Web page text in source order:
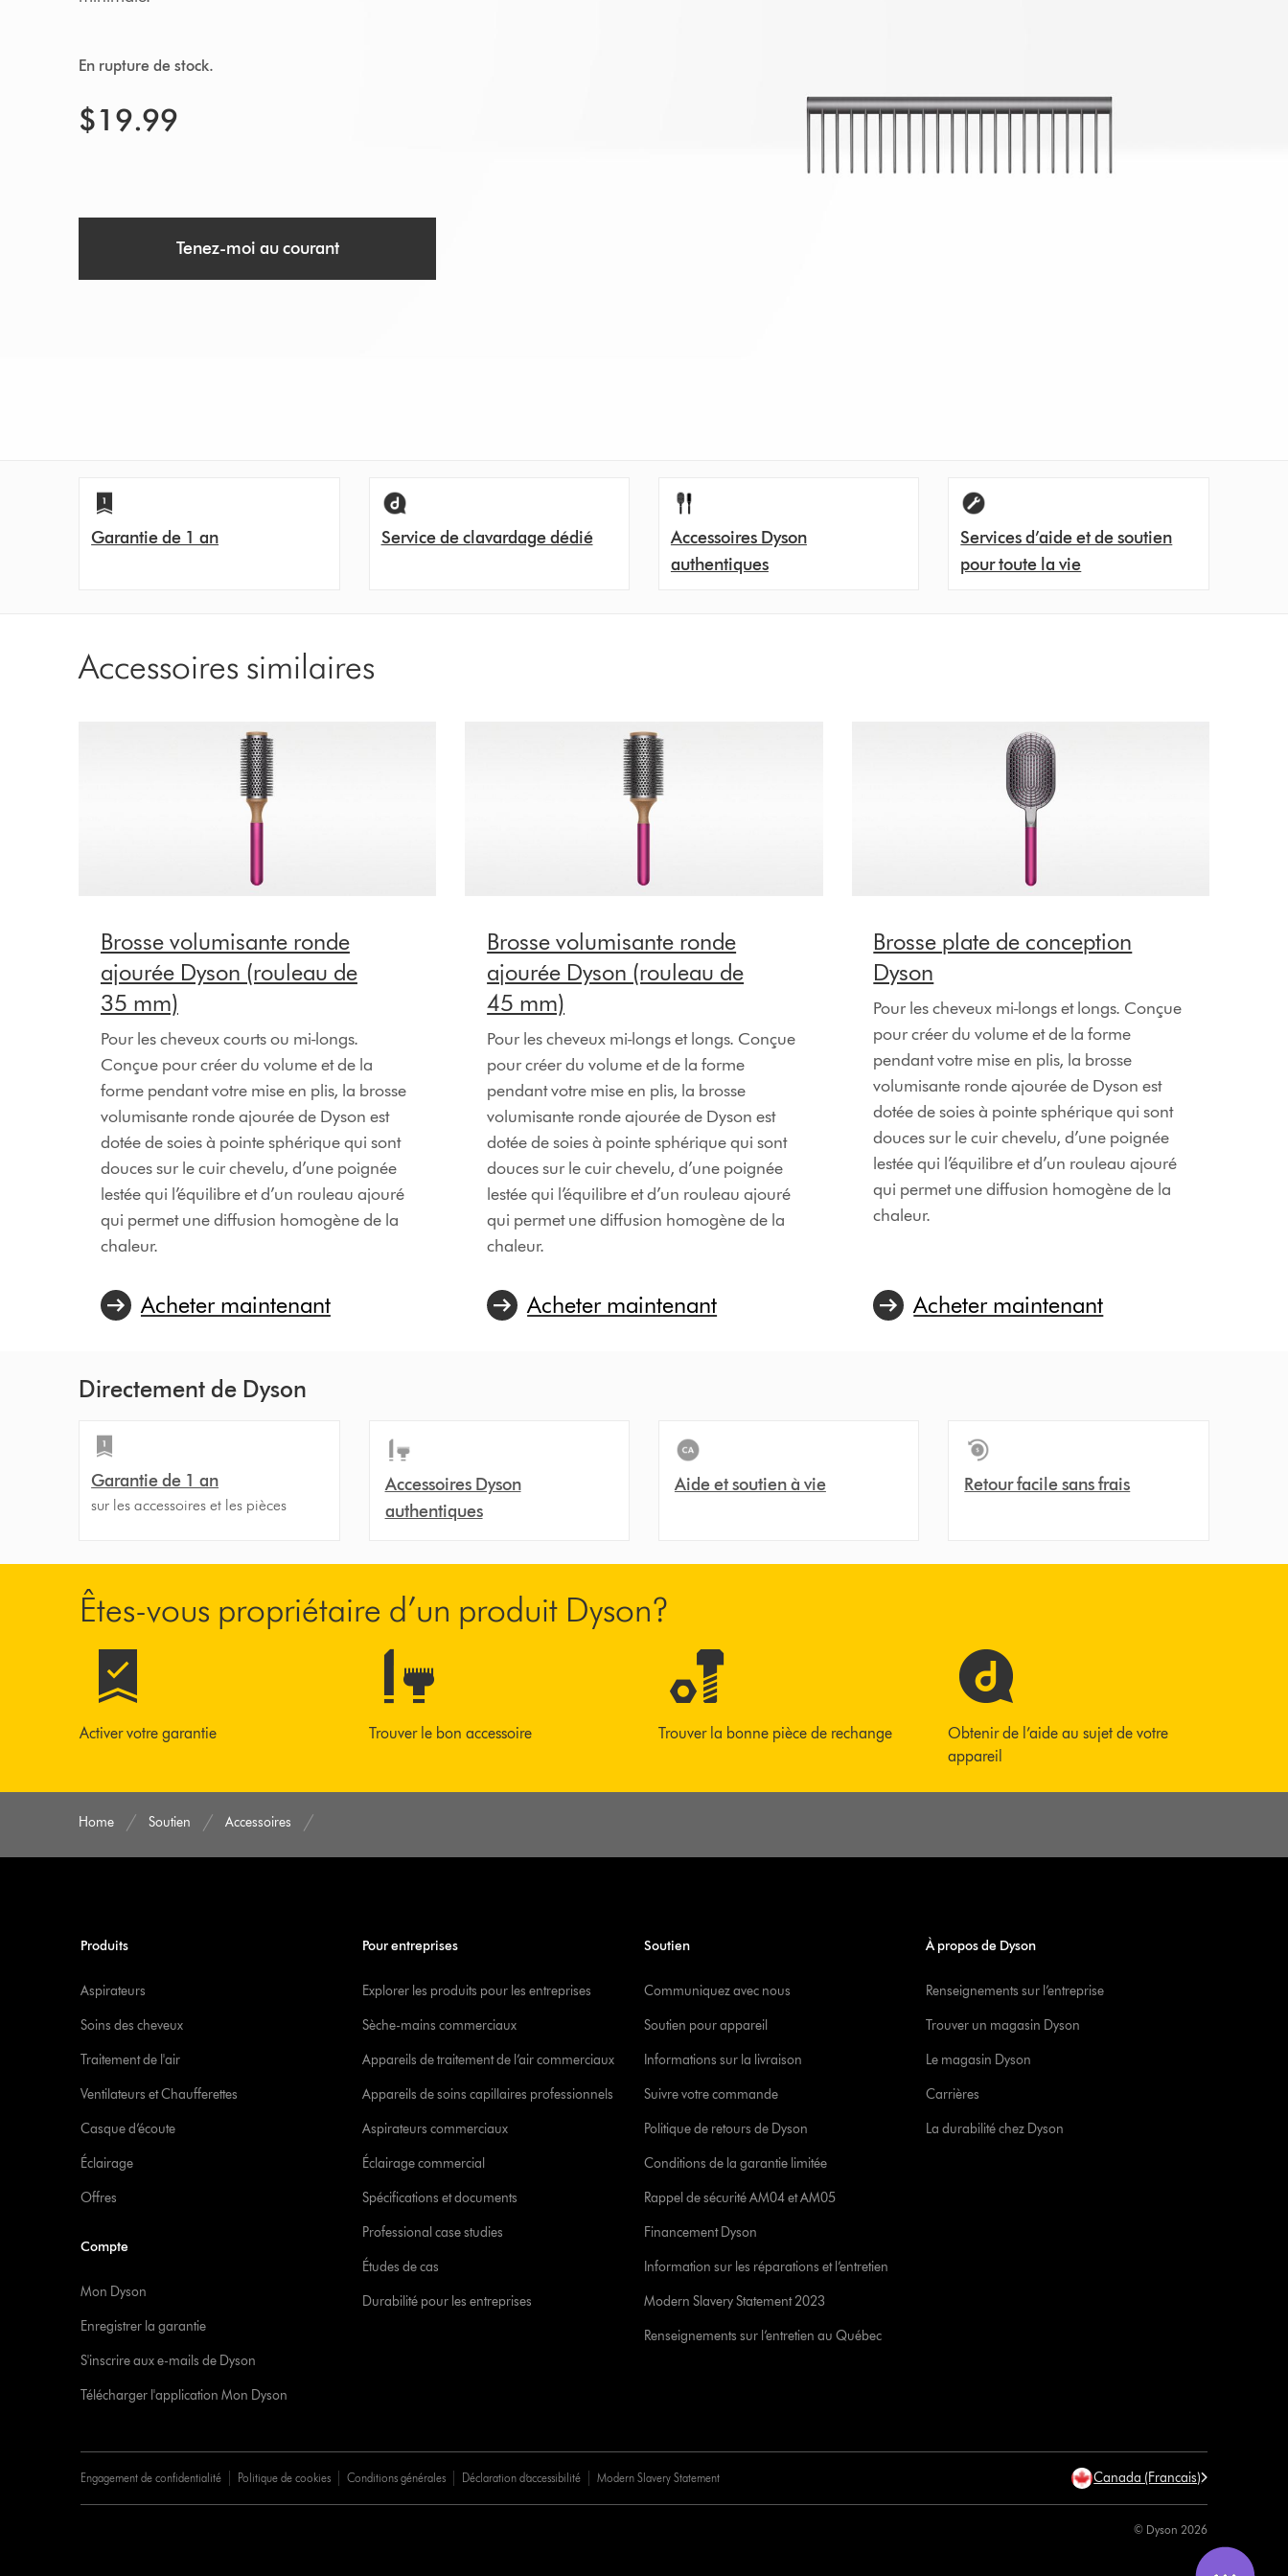
En rupture de stock.
$19.99
Tenez-moi au courant
Garantie de 1 an Service de clavardage dédié
Accessoires Dyson
authentiques
Services d’aide et de soutien
pour toute la vie
Accessoires similaires
Brosse volumisante ronde
ajourée Dyson (rouleau de
35 mm)
Pour les cheveux courts ou mi-longs.
Conçue pour créer du volume et de la
forme pendant votre mise en plis, la brosse
volumisante ronde ajourée de Dyson est
dotée de soies à pointe sphérique qui sont
douces sur le cuir chevelu, d’une poignée
lestée qui l’équilibre et d’un rouleau ajouré
qui permet une diffusion homogène de la
chaleur.
Acheter maintenant
Brosse volumisante ronde
ajourée Dyson (rouleau de
45 mm)
Pour les cheveux mi-longs et longs. Conçue
pour créer du volume et de la forme
pendant votre mise en plis, la brosse
volumisante ronde ajourée de Dyson est
dotée de soies à pointe sphérique qui sont
douces sur le cuir chevelu, d’une poignée
lestée qui l’équilibre et d’un rouleau ajouré
qui permet une diffusion homogène de la
chaleur.
Acheter maintenant
Brosse plate de conception
Dyson
Pour les cheveux mi-longs et longs. Conçue
pour créer du volume et de la forme
pendant votre mise en plis, la brosse
volumisante ronde ajourée de Dyson est
dotée de soies à pointe sphérique qui sont
douces sur le cuir chevelu, d’une poignée
lestée qui l’équilibre et d’un rouleau ajouré
qui permet une diffusion homogène de la
chaleur.
Acheter maintenant
Directement de Dyson
Garantie de 1 an
sur les accessoires et les pièces
Accessoires Dyson
authentiques
Aide et soutien à vie Retour facile sans frais
Êtes-vous propriétaire d’un produit Dyson?
Activer votre garantie Trouver le bon accessoire Trouver la bonne pièce de rechange
Obtenir de l’aide au sujet de votre
appareil
Home Soutien Accessoires
Produits
Aspirateurs
Soins des cheveux
Traitement de l'air
Ventilateurs et Chaufferettes
Casque d’écoute
Éclairage
Offres
Compte
Mon Dyson
Enregistrer la garantie
S'inscrire aux e-mails de Dyson
Télécharger l'application Mon Dyson
Pour entreprises
Explorer les produits pour les entreprises
Sèche-mains commerciaux
Appareils de traitement de l’air commerciaux
Appareils de soins capillaires professionnels
Aspirateurs commerciaux
Éclairage commercial
Spécifications et documents
Professional case studies
Études de cas
Durabilité pour les entreprises
Soutien
Communiquez avec nous
Soutien pour appareil
Informations sur la livraison
Suivre votre commande
Politique de retours de Dyson
Conditions de la garantie limitée
Rappel de sécurité AM04 et AM05
Financement Dyson
Information sur les réparations et l’entretien
Modern Slavery Statement 2023
Renseignements sur l’entretien au Québec
À propos de Dyson
Renseignements sur l’entreprise
Trouver un magasin Dyson
Le magasin Dyson
Carrières
La durabilité chez Dyson
Engagement de confidentialité Politique de cookies Conditions générales Déclaration d’accessibilité Modern Slavery Statement Canada (Francais)
© Dyson 2026